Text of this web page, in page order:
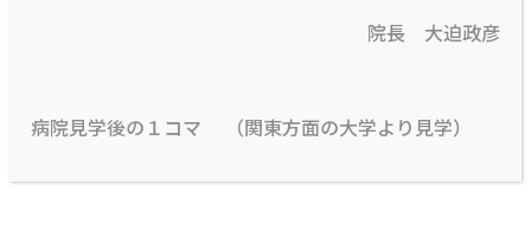
院長 大迫政彦
病院見学後の１コマ （関東方面の大学より見学）